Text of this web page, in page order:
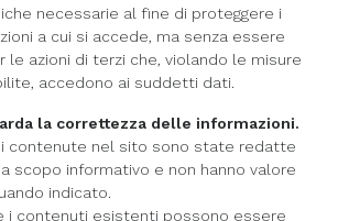
necessarie al fine di proteggere i
a cui si accede, ma senza essere
le azioni di terzi che, violando le misure
accedono ai suddetti dati.
la correttezza delle informazioni.
contenute nel sito sono state redatte
scopo informativo e non hanno valore
indicato.
i contenuti esistenti possono essere